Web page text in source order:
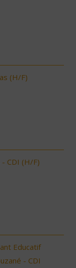
(H/F)
CDI (H/F)
Educatif
- CDI